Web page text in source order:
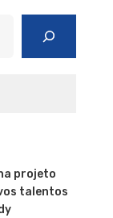
projeto
talentos